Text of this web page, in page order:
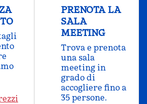
PRENOTA LA
SALA
MEETING
Trova e prenota
una sala
meeting in
grado di
accogliere fino a
35 persone.